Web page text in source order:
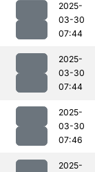
2025-
03-30
07:44
2025-
03-30
07:44
2025-
03-30
07:46
2025-